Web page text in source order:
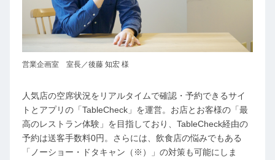
営業企画室 室長／後藤 知宏 様
人気店の空席状況をリアルタイムで確認・予約できるサイ
トとアプリの「TableCheck」を運営。お店とお客様の「最
高のレストラン体験」を目指しており、TableCheck経由の
予約は送客手数料0円。さらには、飲食店の悩みでもある
「ノーショー・ドタキャン（※）」の対策も可能にしま